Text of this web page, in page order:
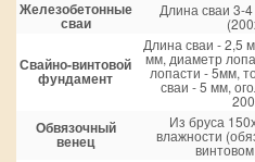
Железобетонные
сваи
Длина сваи 3-
Свайно-винтовой
фундамент
Длина сваи - 2,5
мм, диаметр
лопасти - 5мм,
сваи - 5 мм,
Обвязочный
венец
Из бруса
влажности